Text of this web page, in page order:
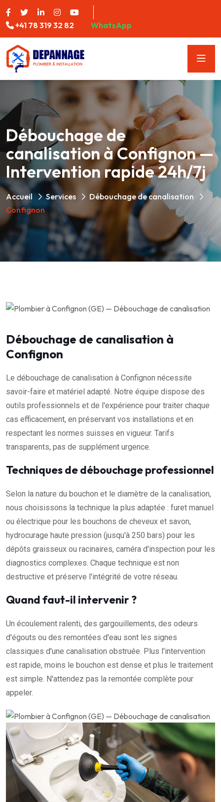
+41 78 319 32 82 WhatsApp
Débouchage de
canalisation à Confignon —
Intervention rapide 24h/7j
Accueil Services
Débouchage de canalisation
Confignon
Débouchage de canalisation à
Confignon
Le débouchage de canalisation à Confignon nécessite
savoir-faire et matériel adapté. Notre équipe dispose des
outils professionnels et de l'expérience pour traiter chaque
cas efficacement, en préservant vos installations et en
respectant les normes suisses en vigueur. Tarifs
transparents, pas de supplément urgence.
Techniques de débouchage professionnel
Selon la nature du bouchon et le diamètre de la canalisation,
nous choisissons la technique la plus adaptée : furet manuel
ou électrique pour les bouchons de cheveux et savon,
hydrocurage haute pression (jusqu'à 250 bars) pour les
dépôts graisseux ou racinaires, caméra d'inspection pour les
diagnostics complexes. Chaque technique est non
destructive et préserve l'intégrité de votre réseau.
Quand faut-il intervenir ?
Un écoulement ralenti, des gargouillements, des odeurs
d'égouts ou des remontées d'eau sont les signes
classiques d'une canalisation obstruée. Plus l'intervention
est rapide, moins le bouchon est dense et plus le traitement
est simple. N'attendez pas la remontée complète pour
appeler.